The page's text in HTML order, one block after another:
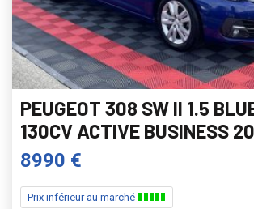
PEUGEOT 308 SW II 1.5
130CV ACTIVE BUSINESS
8990 €
Prix inférieur au marché